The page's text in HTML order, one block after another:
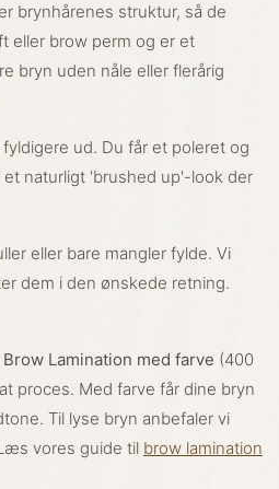
brynhårenes struktur, så de
eller brow perm og er et
bryn uden nåle eller flerårig
ud. Du får et poleret og
naturligt 'brushed up'-look der
eller bare mangler fylde. Vi
dem i den ønskede retning.
Brow Lamination med farve (400
proces. Med farve får dine bryn
Til lyse bryn anbefaler vi
vores guide til brow lamination